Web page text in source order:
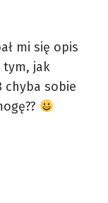
mi się opis
tym, jak
chyba sobie